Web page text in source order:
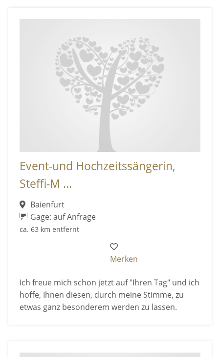
Event-und Hochzeitssängerin,
Steffi-M ...
Baienfurt
Gage: auf Anfrage
ca. 63 km entfernt
Merken
Ich freue mich schon jetzt auf "Ihren Tag" und ich
hoffe, Ihnen diesen, durch meine Stimme, zu
etwas ganz besonderem werden zu lassen.